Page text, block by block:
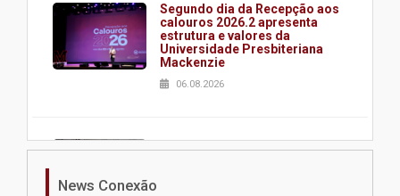
Segundo dia da Recepção aos
calouros 2026.2 apresenta
estrutura e valores da
Universidade Presbiteriana
Mackenzie
06.08.2026
Nova apresentação do Centro
News Conexão